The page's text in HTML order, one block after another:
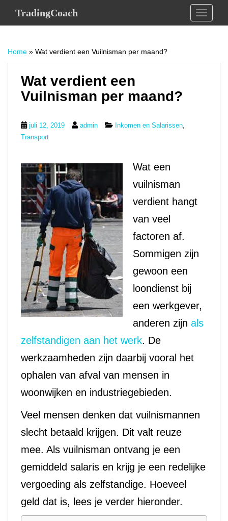
TradingCoach
Home » Wat verdient een Vuilnisman per maand?
Wat verdient een
Vuilnisman per maand?
juli 12, 2019 admin Inkomen en Salarissen
Transport
Wat een
vuilnisman
verdient hangt
van veel
factoren af.
Sommigen zijn
gewoon een
loondienst bij
een werkgever,
anderen zijn als
zelfstandigen aan het werk. De
werkzaamheden zijn daarbij vooral het
ophalen van afval van mensen in
woonwijken en industriegebieden.
Veel mensen denken dat vuilnismannen
slecht betaald krijgen. Dit valt reuze
mee. Als vuilnisman ontvang je een
gemiddeld salaris en krijg je een redelijke
vergoeding als zelfstandige. Hoeveel
geld dat is, lees je verder hieronder.